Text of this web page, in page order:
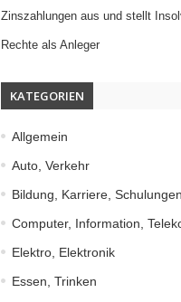
Zinszahlungen aus und stellt
Rechte als Anleger
KATEGORIEN
Allgemein
Auto, Verkehr
Bildung, Karriere, Schulungen
Computer, Information,
Elektro, Elektronik
Essen, Trinken